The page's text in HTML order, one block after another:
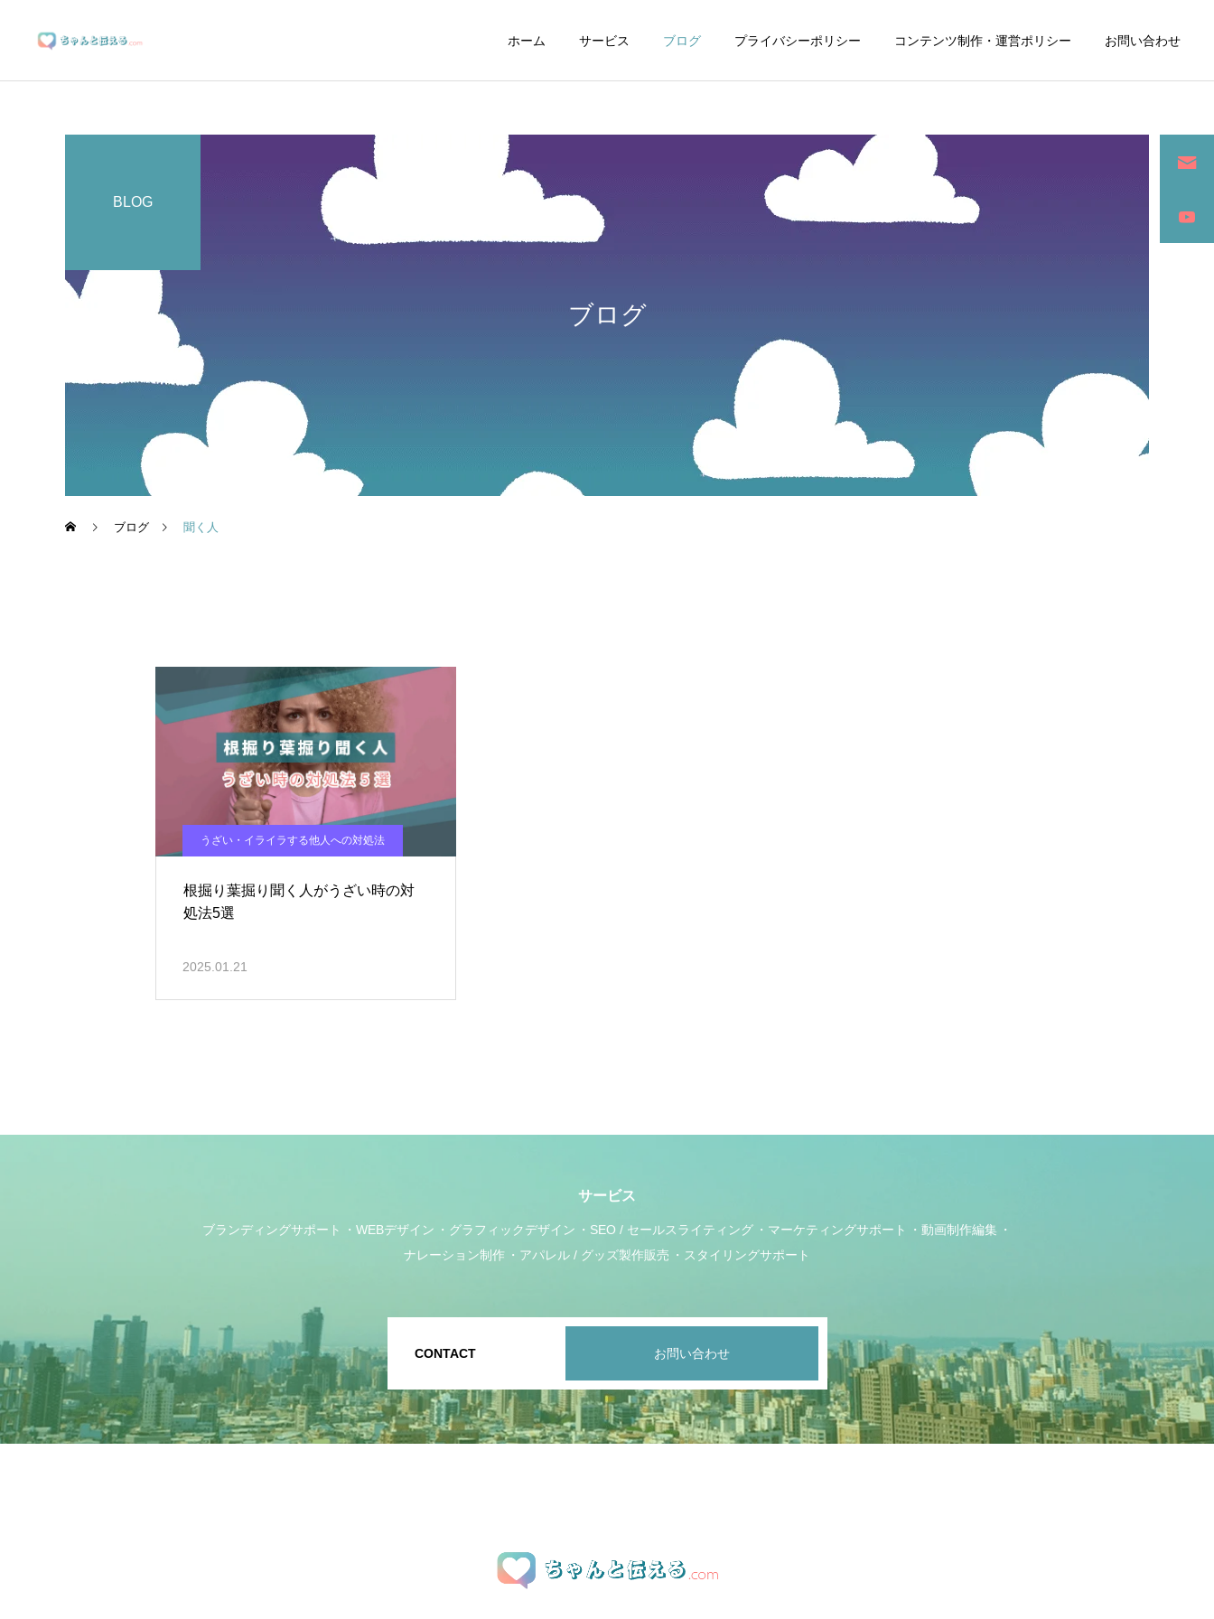
ホーム サービス ブログ プライバシーポリシー コンテンツ制作・運営ポリシー お問い合わせ
詳細を見る
ブランディングサポート グラフィックデザイン SEO / セールスライティング
ブログ
BLOG
ブログ 聞く人
うざい・イライラする他人への対処法
根掘り葉掘り聞く人がうざい時の対
処法5選
2025.01.21
サービス
ブランディングサポート WEBデザイン グラフィックデザイン SEO / セールスライティング マーケティングサポート
動画制作編集
ナレーション制作
アパレル / グッズ製作販売 スタイリングサポート
CONTACT お問い合わせ